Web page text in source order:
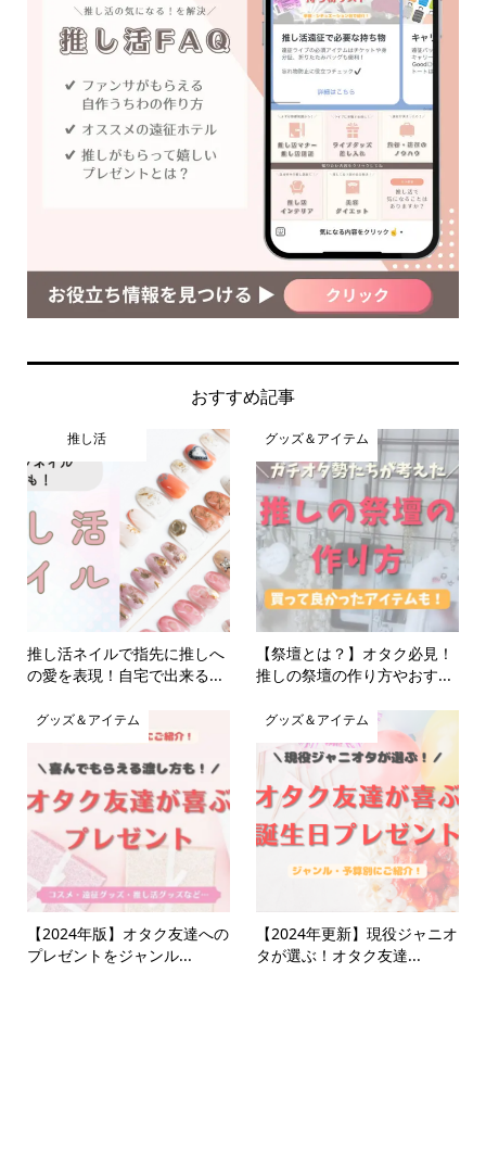
おすすめ記事
推し活
推し活ネイルで指先に推しへ
の愛を表現！自宅で出来る...
グッズ＆アイテム
【祭壇とは？】オタク必見！
推しの祭壇の作り方やおす...
グッズ＆アイテム
【2024年版】オタク友達への
プレゼントをジャンル...
グッズ＆アイテム
【2024年更新】現役ジャニオ
タが選ぶ！オタク友達...